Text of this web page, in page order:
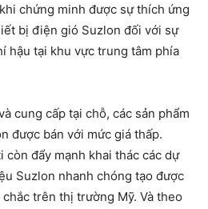
chứng minh được sự thích ứng
bị điện gió Suzlon đối với sự
hậu tại khu vực trung tâm phía
cung cấp tại chỗ, các sản phẩm
được bán với mức giá thấp.
còn đẩy mạnh khai thác các dự
Suzlon nhanh chóng tạo được
trên thị trường Mỹ. Và theo